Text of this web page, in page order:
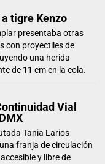
tigre Kenzo
presentaba otras
con proyectiles de
una herida
de 11 cm en la cola.
Vial
Tania Larios
franja de circulación
y libre de